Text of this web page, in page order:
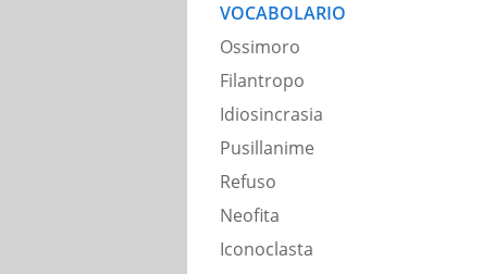
VOCABOLARIO
Ossimoro
Filantropo
Idiosincrasia
Pusillanime
Refuso
Neofita
Iconoclasta